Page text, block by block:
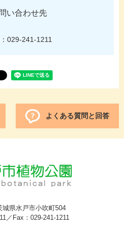
い合わせ先
029-241-1211
よくある質問と回答
県水戸市小吹町504
／Fax：029-241-1211